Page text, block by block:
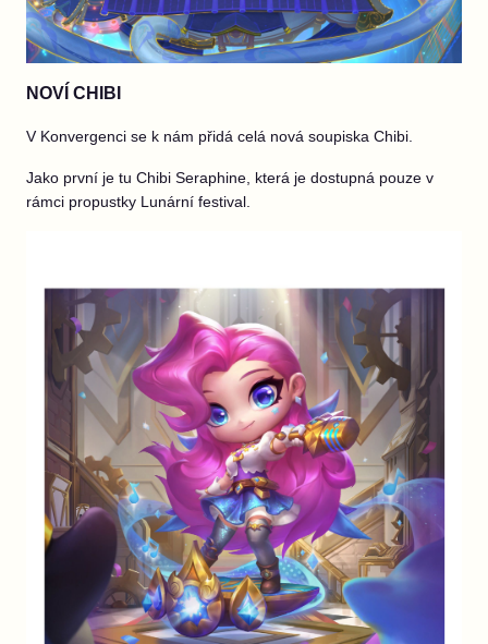
NOVÍ CHIBI
V Konvergenci se k nám přidá celá nová soupiska Chibi.
Jako první je tu Chibi Seraphine, která je dostupná pouze v
rámci propustky Lunární festival.